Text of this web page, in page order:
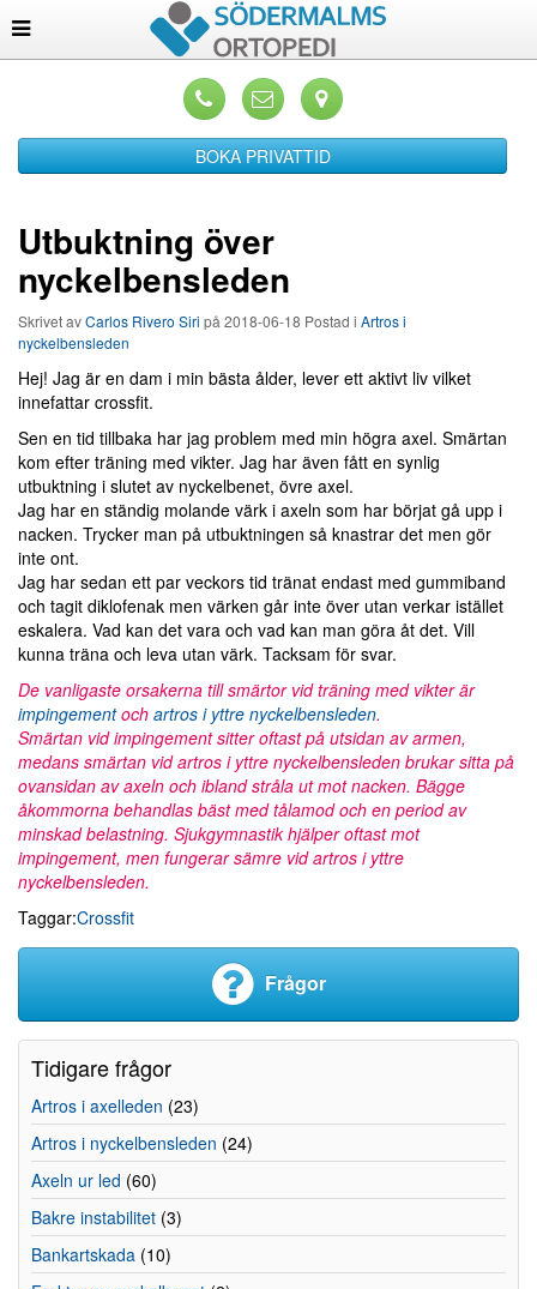
BOKA PRIVATTID
Utbuktning över
nyckelbensleden
Skrivet avCarlos Rivero Siri på 2018-06-18 Postad i Artros i
nyckelbensleden
Hej! Jag är en dam i min bästa ålder, lever ett aktivt liv vilket
innefattar crossfit.
Sen en tid tillbaka har jag problem med min högra axel. Smärtan
kom efter träning med vikter. Jag har även fått en synlig
utbuktning i slutet av nyckelbenet, övre axel.
Jag har en ständig molande värk i axeln som har börjat gå upp i
nacken. Trycker man på utbuktningen så knastrar det men gör
inte ont.
Jag har sedan ett par veckors tid tränat endast med gummiband
och tagit diklofenak men värken går inte över utan verkar istället
eskalera. Vad kan det vara och vad kan man göra åt det. Vill
kunna träna och leva utan värk. Tacksam för svar.
De vanligaste orsakerna till smärtor vid träning med vikter är
impingementoch artros i yttre nyckelbensleden.
Smärtan vid impingement sitter oftast på utsidan av armen,
medans smärtan vid artros i yttre nyckelbensleden brukar sitta på
ovansidan av axeln och ibland stråla ut mot nacken. Bägge
åkommorna behandlas bäst med tålamod och en period av
minskad belastning. Sjukgymnastik hjälper oftast mot
impingement, men fungerar sämre vid artros i yttre
nyckelbensleden.
Taggar:Crossfit
Frågor
Tidigare frågor
Artros i axelleden (23)
Artros i nyckelbensleden (24)
Axeln ur led (60)
Bakre instabilitet (3)
Bankartskada (10)